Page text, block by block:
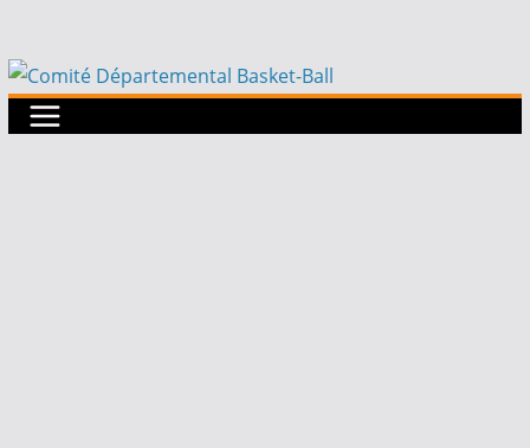
au
contenu